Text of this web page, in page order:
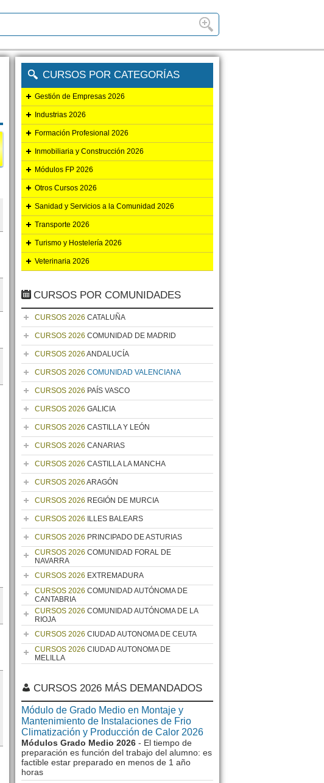
CURSOS POR CATEGORÍAS
Gestión de Empresas 2026
Industrias 2026
Formación Profesional 2026
Inmobiliaria y Construcción 2026
Módulos FP 2026
Otros Cursos 2026
Sanidad y Servicios a la Comunidad 2026
Transporte 2026
Turismo y Hostelería 2026
Veterinaria 2026
CURSOS POR COMUNIDADES
CURSOS 2026 CATALUÑA
CURSOS 2026 COMUNIDAD DE MADRID
CURSOS 2026 ANDALUCÍA
CURSOS 2026 COMUNIDAD VALENCIANA
CURSOS 2026 PAÍS VASCO
CURSOS 2026 GALICIA
CURSOS 2026 CASTILLA Y LEÓN
CURSOS 2026 CANARIAS
CURSOS 2026 CASTILLA LA MANCHA
CURSOS 2026 ARAGÓN
CURSOS 2026 REGIÓN DE MURCIA
CURSOS 2026 ILLES BALEARS
CURSOS 2026 PRINCIPADO DE ASTURIAS
CURSOS 2026 COMUNIDAD FORAL DE
NAVARRA
CURSOS 2026 EXTREMADURA
CURSOS 2026 COMUNIDAD AUTÓNOMA DE
CANTABRIA
CURSOS 2026 COMUNIDAD AUTÓNOMA DE LA
RIOJA
CURSOS 2026 CIUDAD AUTONOMA DE CEUTA
CURSOS 2026 CIUDAD AUTONOMA DE
MELILLA
CURSOS 2026 MÁS DEMANDADOS
Módulo de Grado Medio en Montaje y
Mantenimiento de Instalaciones de Frio
Climatización y Producción de Calor 2026
Módulos Grado Medio 2026 - El tiempo de
preparación es función del trabajo del alumno: es
factible estar preparado en menos de 1 año
horas